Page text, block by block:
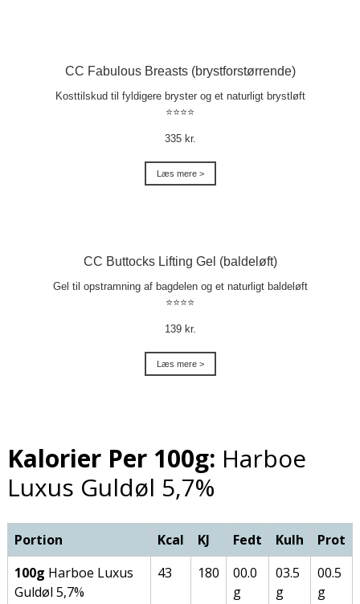
CC Fabulous Breasts (brystforstørrende)
Kosttilskud til fyldigere bryster og et naturligt brystløft
⭐⭐⭐⭐
335 kr.
Læs mere >
CC Buttocks Lifting Gel (baldeløft)
Gel til opstramning af bagdelen og et naturligt baldeløft
⭐⭐⭐⭐
139 kr.
Læs mere >
Kalorier Per 100g: Harboe
Luxus Guldøl 5,7%
Portion Kcal KJ Fedt Kulh
Prot
100g Harboe Luxus
Guldøl 5,7%
43 180
00.0
g
03.5
g
00.5
g